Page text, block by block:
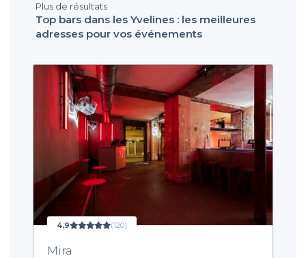
Plus de résultats
Top bars dans les Yvelines : les meilleures
adresses pour vos événements
4,9 (120)
Mira